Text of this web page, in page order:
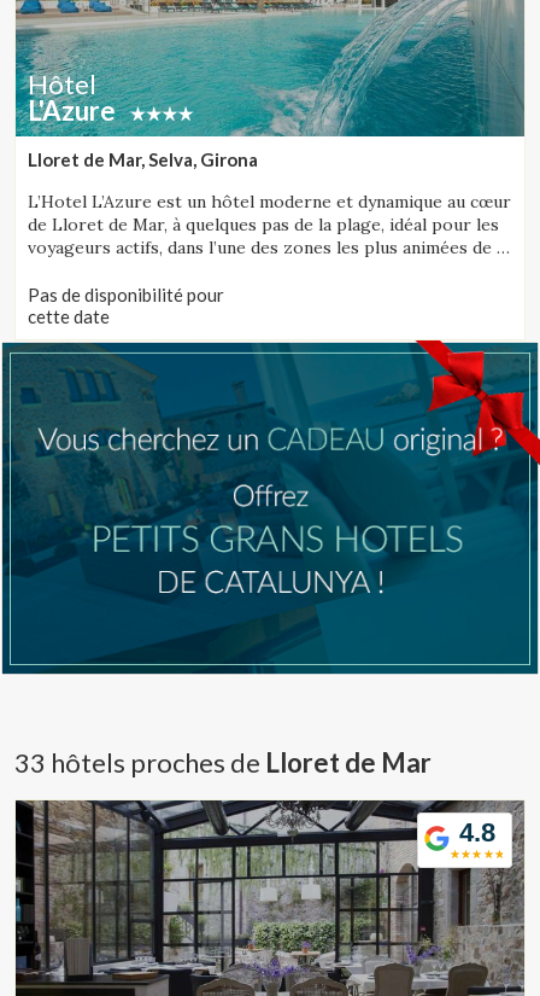
Hôtel
L'Azure
Lloret de Mar, Selva, Girona
L’Hotel L’Azure est un hôtel moderne et dynamique au cœur
de Lloret de Mar, à quelques pas de la plage, idéal pour les
voyageurs actifs, dans l’une des zones les plus animées de la
Pas de disponibilité pour
cette date
33 hôtels proches de Lloret de Mar
4.8